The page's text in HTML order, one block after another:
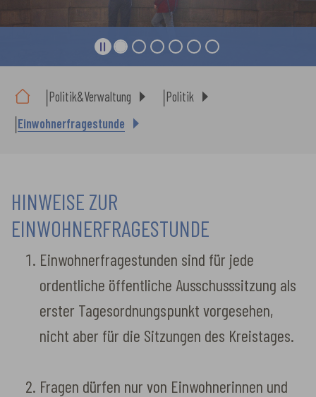
Politik&Verwaltung
Politik
Einwohnerfragestunde
HINWEISE ZUR
EINWOHNERFRAGESTUNDE
Einwohnerfragestunden sind für jede
ordentliche öffentliche Ausschusssitzung als
erster Tagesordnungspunkt vorgesehen,
nicht aber für die Sitzungen des Kreistages.
Fragen dürfen nur von Einwohnerinnen und